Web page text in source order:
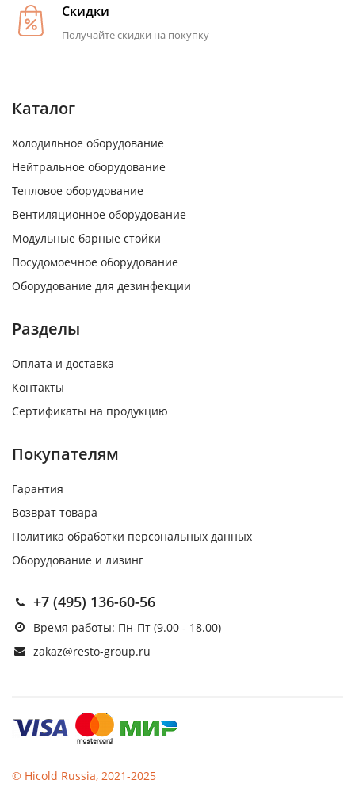
Скидки
Получайте скидки на покупку
Каталог
Холодильное оборудование
Нейтральное оборудование
Тепловое оборудование
Вентиляционное оборудование
Модульные барные стойки
Посудомоечное оборудование
Оборудование для дезинфекции
Разделы
Оплата и доставка
Контакты
Сертификаты на продукцию
Покупателям
Гарантия
Возврат товара
Политика обработки персональных данных
Оборудование и лизинг
+7 (495) 136-60-56
Время работы: Пн-Пт (9.00 - 18.00)
zakaz@resto-group.ru
© Hicold Russia, 2021-2025